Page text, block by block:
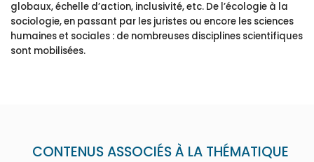
globaux, échelle d’action, inclusivité, etc. De l’écologie à la
sociologie, en passant par les juristes ou encore les sciences
humaines et sociales : de nombreuses disciplines scientifiques
sont mobilisées.
CONTENUS ASSOCIÉS À LA THÉMATIQUE